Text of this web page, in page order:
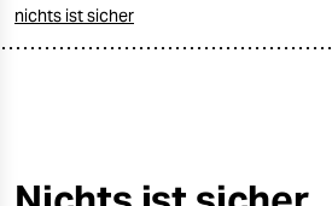
öko
nichts ist sicher